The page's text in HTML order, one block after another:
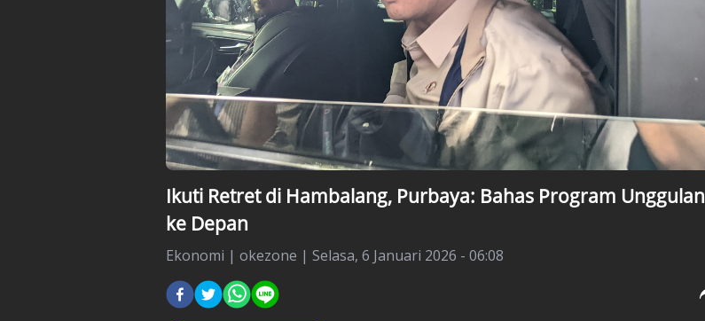
Ikuti Retret di Hambalang, Purbaya: Bahas Program Unggulan
ke Depan
Ekonomi | okezone | Selasa, 6 Januari 2026 - 06:08